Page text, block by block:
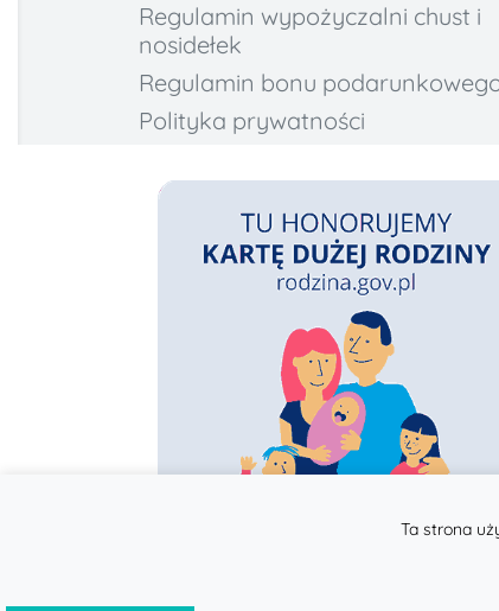
Regulamin wypożyczalni chust i
nosidełek
Regulamin bonu
Polityka prywatności
Ta strona